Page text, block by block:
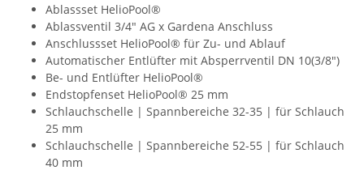
Ablassset HelioPool®
Ablassventil 3/4" AG x Gardena Anschluss
Anschlussset HelioPool® für Zu- und Ablauf
Automatischer Entlüfter mit Absperrventil DN 10(3/8")
Be- und Entlüfter HelioPool®
Endstopfenset HelioPool® 25 mm
Schlauchschelle | Spannbereiche 32-35 | für Schlauch
25 mm
Schlauchschelle | Spannbereiche 52-55 | für Schlauch
40 mm